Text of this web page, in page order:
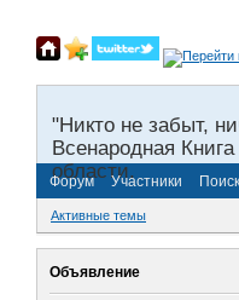
"Никто не забыт,
Всенародная
области.
Форум Участники Поиск
Активные темы
Объявление